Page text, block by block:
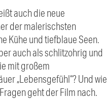
auch die neue
der malerischsten
Kühe und tiefblaue Seen.
auch als schlitzohrig und
mit großem
„Lebensgefühl“? Und wie
geht der Film nach.